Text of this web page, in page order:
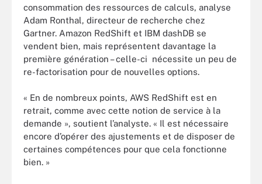
consommation des ressources de calculs, analyse
Adam Ronthal, directeur de recherche chez
Gartner. Amazon RedShift et IBM dashDB se
vendent bien, mais représentent davantage la
première génération – celle-ci nécessite un peu de
re-factorisation pour de nouvelles options.
« En de nombreux points, AWS RedShift est en
retrait, comme avec cette notion de service à la
demande », soutient l’analyste. « Il est nécessaire
encore d’opérer des ajustements et de disposer de
certaines compétences pour que cela fonctionne
bien. »